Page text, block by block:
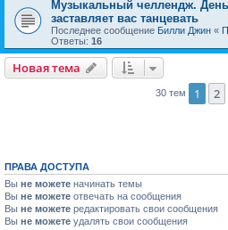
Музыкальный челлендж.
заставляет вас танцевать
Последнее сообщение Билли Джин «
Ответы: 16
Новая тема
30 тем 1 2
ПРАВА ДОСТУПА
Вы не можете начинать темы
Вы не можете отвечать на сообщения
Вы не можете редактировать свои сообщения
Вы не можете удалять свои сообщения